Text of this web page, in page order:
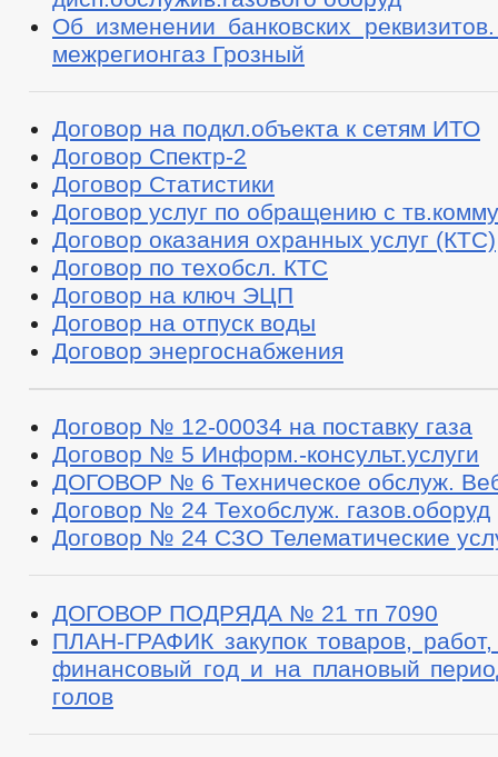
Об изменении банковских
межрегионгаз Грозный
Договор на подкл.объекта к сетям ИТО
Договор Спектр-2
Договор Статистики
Договор услуг по обращению с
Договор оказания охранных услуг (КТС)
Договор по техобсл. КТС
Договор на ключ ЭЦП
Договор на отпуск воды
Договор энергоснабжения
Договор № 12-00034 на поставку газа
Договор № 5 Информ.-консульт.услуги
ДОГОВОР № 6 Техническое обслуж.
Договор № 24 Техобслуж. газов.оборуд
Договор № 24 СЗО Телематические
ДОГОВОР ПОДРЯДА № 21 тп 7090
ПЛАН-ГРАФИК закупок товаров,
финансовый год и на плановый
голов